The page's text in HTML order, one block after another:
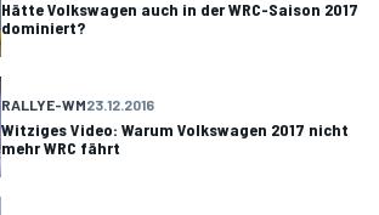
Hätte Volkswagen auch in der WRC-Saison 2017
dominiert?
RALLYE-WM23.12.2016
Witziges Video: Warum Volkswagen 2017 nicht
mehr WRC fährt